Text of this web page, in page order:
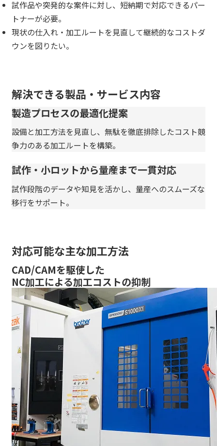
試作品や突発的な案件に対し、短納期で対応できるパー
トナーが必要。
現状の仕入れ・加工ルートを見直して継続的なコストダ
ウンを図りたい。
解決できる製品・サービス内容
製造プロセスの最適化提案
設備と加工方法を見直し、無駄を徹底排除したコスト競
争力のある加工ルートを構築。
試作・小ロットから量産まで一貫対応
試作段階のデータや知見を活かし、量産へのスムーズな
移行をサポート。
対応可能な主な加工方法
CAD/CAMを駆使した
NC加工による加工コストの抑制